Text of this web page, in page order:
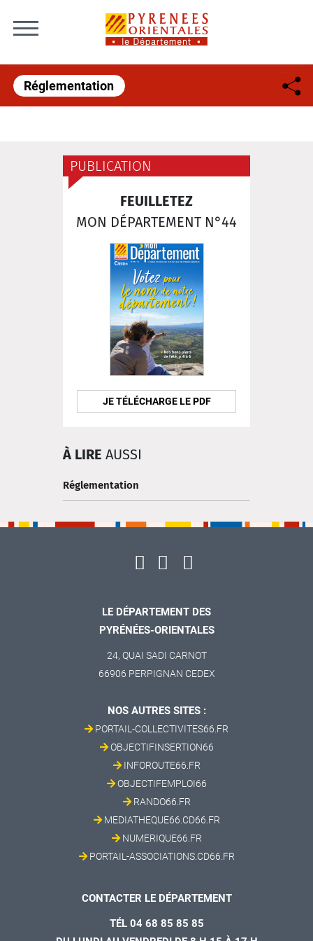
Réglementation
PUBLICATION
FEUILLETEZ
MON DÉPARTEMENT N°44
JE TÉLÉCHARGE LE PDF
À LIRE AUSSI
Réglementation
LE DÉPARTEMENT DES
PYRÉNÉES-ORIENTALES
24, QUAI SADI CARNOT
66906 PERPIGNAN CEDEX
NOS AUTRES SITES :
PORTAIL-COLLECTIVITES66.FR
OBJECTIFINSERTION66
INFOROUTE66.FR
OBJECTIFEMPLOI66
RANDO66.FR
MEDIATHEQUE66.CD66.FR
NUMERIQUE66.FR
PORTAIL-ASSOCIATIONS.CD66.FR
CONTACTER LE DÉPARTEMENT
TÉL 04 68 85 85 85